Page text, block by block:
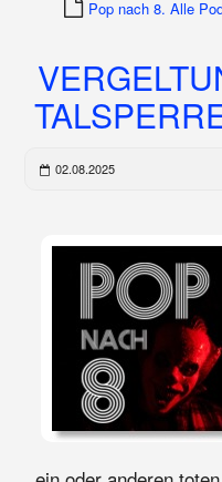
Pop nach 8. Alle
02.08.2025